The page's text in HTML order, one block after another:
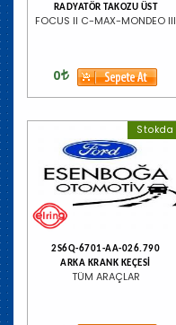
RADYATÖR TAKOZU ÜST
FOCUS II C-MAX-MONDEO III
0
Stokda
2S6Q-6701-AA-026.790
ARKA KRANK KEÇESİ
TÜM ARAÇLAR